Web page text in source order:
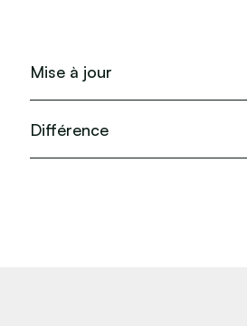
Mise à jour
Différence